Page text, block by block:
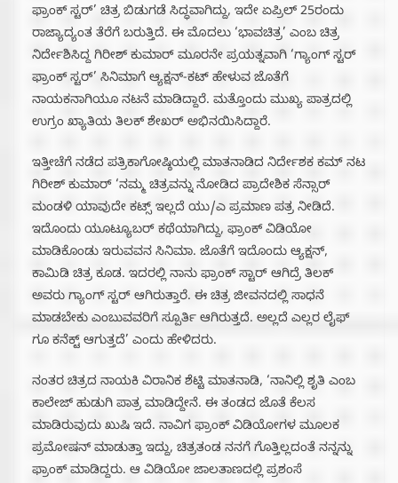
ಫ್ರಾಂಕ್ ಸ್ಟರ್’ ಚಿತ್ರ ಬಿಡುಗಡೆ ಸಿದ್ಧವಾಗಿದ್ದು, ಇದೇ ಏಪ್ರಿಲ್ 25ರಂದು
ರಾಜ್ಯಾದ್ಯಂತ ತೆರೆಗೆ ಬರುತ್ತಿದೆ. ಈ ಮೊದಲು ‘ಭಾವಚಿತ್ರ’ ಎಂಬ ಚಿತ್ರ
ನಿರ್ದೇಶಿಸಿದ್ದ ಗಿರೀಶ್ ಕುಮಾರ್ ಮೂರನೇ ಪ್ರಯತ್ನವಾಗಿ ‘ಗ್ಯಾಂಗ್ ಸ್ಟರ್
ಫ್ರಾಂಕ್ ಸ್ಟರ್’ ಸಿನಿಮಾಗೆ ಆ್ಯಕ್ಷನ್-ಕಟ್ ಹೇಳುವ ಜೊತೆಗೆ
ನಾಯಕನಾಗಿಯೂ ನಟನೆ ಮಾಡಿದ್ದಾರೆ. ಮತ್ತೊಂದು ಮುಖ್ಯ ಪಾತ್ರದಲ್ಲಿ
ಉಗ್ರಂ ಖ್ಯಾತಿಯ ತಿಲಕ್ ಶೇಖರ್ ಅಭಿನಯಿಸಿದ್ದಾರೆ.
ಇತ್ತೀಚೆಗೆ ನಡೆದ ಪತ್ರಿಕಾಗೋಷ್ಠಿಯಲ್ಲಿ ಮಾತನಾಡಿದ ನಿರ್ದೇಶಕ ಕಮ್ ನಟ
ಗಿರೀಶ್ ಕುಮಾರ್ ‘ನಮ್ಮ ಚಿತ್ರವನ್ನು ನೋಡಿದ ಪ್ರಾದೇಶಿಕ ಸೆನ್ಸಾರ್
ಮಂಡಳಿ ಯಾವುದೇ ಕಟ್ಸ್ ಇಲ್ಲದೆ ಯು/ಎ ಪ್ರಮಾಣ ಪತ್ರ ನೀಡಿದೆ.
ಇದೊಂದು ಯೂಟ್ಯೂಬರ್ ಕಥೆಯಾಗಿದ್ದು, ಫ್ರಾಂಕ್ ವಿಡಿಯೋ
ಮಾಡಿಕೊಂಡು ಇರುವವನ ಸಿನಿಮಾ. ಜೊತೆಗೆ ಇದೊಂದು ಆ್ಯಕ್ಷನ್,
ಕಾಮಿಡಿ ಚಿತ್ರ ಕೂಡ. ಇದರಲ್ಲಿ ನಾನು ಫ್ರಾಂಕ್ ಸ್ಟಾರ್ ಆಗಿದ್ರೆ ತಿಲಕ್
ಅವರು ಗ್ಯಾಂಗ್ ಸ್ಟರ್ ಆಗಿರುತ್ತಾರೆ. ಈ ಚಿತ್ರ ಜೀವನದಲ್ಲಿ ಸಾಧನೆ
ಮಾಡಬೇಕು ಎಂಬುವವರಿಗೆ ಸ್ಪೂರ್ತಿ ಆಗಿರುತ್ತದೆ.‌ ಅಲ್ಲದೆ ಎಲ್ಲರ ಲೈಫ್
ಗೂ ಕನೆಕ್ಟ್ ಆಗುತ್ತದೆ’ ಎಂದು ಹೇಳಿದರು.
ನಂತರ ಚಿತ್ರದ ನಾಯಕಿ ವಿರಾನಿಕ ಶೆಟ್ಟಿ ಮಾತನಾಡಿ, ‘ನಾನಿಲ್ಲಿ ಶೃತಿ ಎಂಬ
ಕಾಲೇಜ್ ಹುಡುಗಿ ಪಾತ್ರ ಮಾಡಿದ್ದೇನೆ. ಈ ತಂಡದ ಜೊತೆ ಕೆಲಸ
ಮಾಡಿರುವುದು ಖುಷಿ ಇದೆ. ನಾವಿಗ ಫ್ರಾಂಕ್ ವಿಡಿಯೋಗಳ ಮೂಲಕ
ಪ್ರಮೋಷನ್ ಮಾಡುತ್ತಾ ಇದ್ದು, ಚಿತ್ರತಂಡ ನನಗೆ ಗೊತ್ತಿಲ್ಲದಂತೆ ನನ್ನನ್ನು
ಫ್ರಾಂಕ್ ಮಾಡಿದ್ದರು. ಆ ವಿಡಿಯೋ ಜಾಲತಾಣದಲ್ಲಿ ಪ್ರಶಂಸೆ